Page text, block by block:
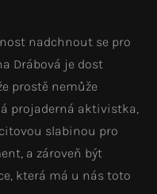
nadchnout se pro
Drábová je dost
prostě nemůže
projaderná aktivistka,
slabinou pro
a zároveň být
která má u nás toto